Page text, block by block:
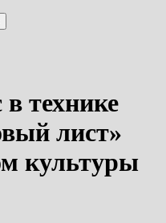
технике
лист»
культуры